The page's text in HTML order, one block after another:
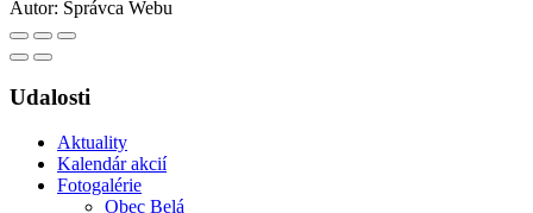
Autor: Správca Webu
Udalosti
Aktuality
Kalendár akcií
Fotogalérie
Obec Belá